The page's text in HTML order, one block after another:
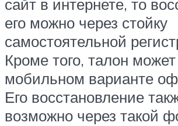
сайт в интернете, то
его можно через стойку
самостоятельной
Кроме того, талон
мобильном варианте
Его восстановление
возможно через такой